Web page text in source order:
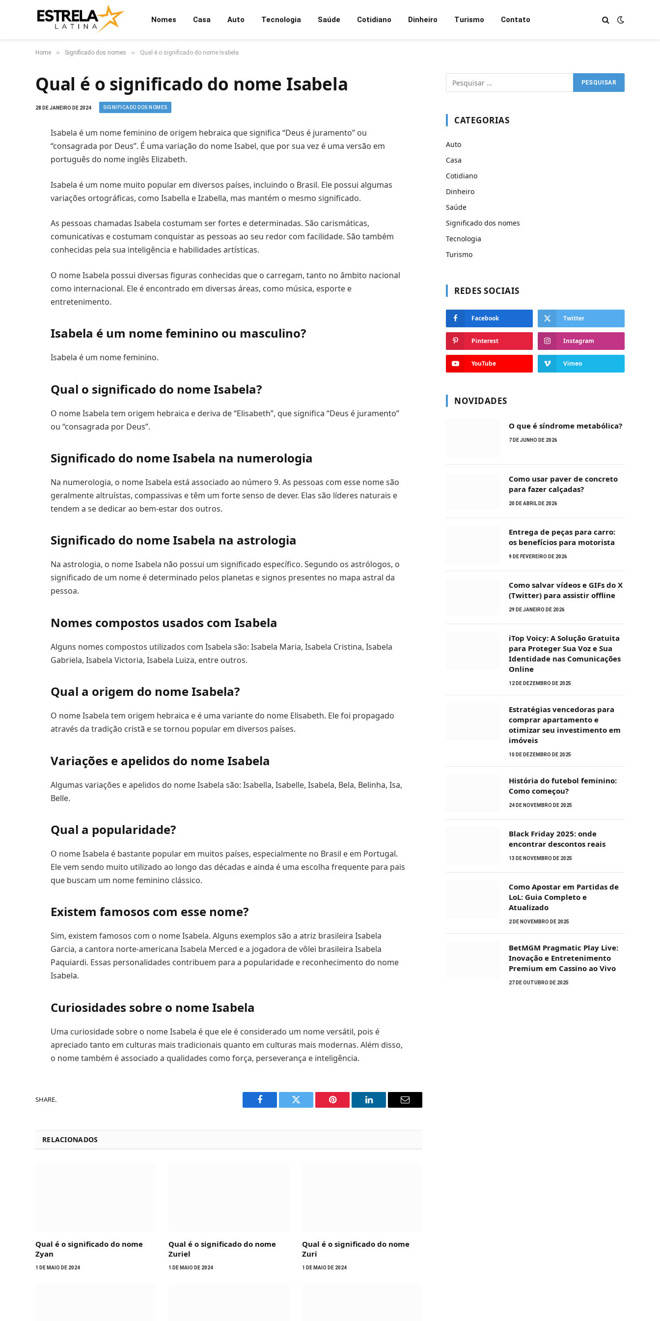
Nomes Casa Auto Tecnologia Saúde Cotidiano Dinheiro Turismo Contato
Home » Significado dos nomes » Qual é o significado do nome Isabela
Qual é o significado do nome Isabela
28 DE JANEIRO DE 2024 SIGNIFICADO DOS NOMES
Isabela é um nome feminino de origem hebraica que significa “Deus é juramento” ou
“consagrada por Deus”. É uma variação do nome Isabel, que por sua vez é uma versão em
português do nome inglês Elizabeth.
Isabela é um nome muito popular em diversos países, incluindo o Brasil. Ele possui algumas
variações ortográficas, como Isabella e Izabella, mas mantém o mesmo significado.
As pessoas chamadas Isabela costumam ser fortes e determinadas. São carismáticas,
comunicativas e costumam conquistar as pessoas ao seu redor com facilidade. São também
conhecidas pela sua inteligência e habilidades artísticas.
O nome Isabela possui diversas figuras conhecidas que o carregam, tanto no âmbito nacional
como internacional. Ele é encontrado em diversas áreas, como música, esporte e
entretenimento.
Isabela é um nome feminino ou masculino?
Isabela é um nome feminino.
Qual o significado do nome Isabela?
O nome Isabela tem origem hebraica e deriva de “Elisabeth”, que significa “Deus é juramento”
ou “consagrada por Deus”.
Significado do nome Isabela na numerologia
Na numerologia, o nome Isabela está associado ao número 9. As pessoas com esse nome são
geralmente altruístas, compassivas e têm um forte senso de dever. Elas são líderes naturais e
tendem a se dedicar ao bem-estar dos outros.
Significado do nome Isabela na astrologia
Na astrologia, o nome Isabela não possui um significado específico. Segundo os astrólogos, o
significado de um nome é determinado pelos planetas e signos presentes no mapa astral da
pessoa.
Nomes compostos usados com Isabela
Alguns nomes compostos utilizados com Isabela são: Isabela Maria, Isabela Cristina, Isabela
Gabriela, Isabela Victoria, Isabela Luiza, entre outros.
Qual a origem do nome Isabela?
O nome Isabela tem origem hebraica e é uma variante do nome Elisabeth. Ele foi propagado
através da tradição cristã e se tornou popular em diversos países.
Variações e apelidos do nome Isabela
Algumas variações e apelidos do nome Isabela são: Isabella, Isabelle, Isabela, Bela, Belinha, Isa,
Belle.
Qual a popularidade?
O nome Isabela é bastante popular em muitos países, especialmente no Brasil e em Portugal.
Ele vem sendo muito utilizado ao longo das décadas e ainda é uma escolha frequente para pais
que buscam um nome feminino clássico.
Existem famosos com esse nome?
Sim, existem famosos com o nome Isabela. Alguns exemplos são a atriz brasileira Isabela
Garcia, a cantora norte-americana Isabela Merced e a jogadora de vôlei brasileira Isabela
Paquiardi. Essas personalidades contribuem para a popularidade e reconhecimento do nome
Isabela.
Curiosidades sobre o nome Isabela
Uma curiosidade sobre o nome Isabela é que ele é considerado um nome versátil, pois é
apreciado tanto em culturas mais tradicionais quanto em culturas mais modernas. Além disso,
o nome também é associado a qualidades como força, perseverança e inteligência.
SHARE.
Facebook Twitter Pinterest LinkedIn Email
RELACIONADOS
Qual é o significado do nome
Zyan
1 DE MAIO DE 2024
Qual é o significado do nome
Zuriel
1 DE MAIO DE 2024
Qual é o significado do nome
Zuri
1 DE MAIO DE 2024
CATEGORIAS
Auto
Casa
Cotidiano
Dinheiro
Saúde
Significado dos nomes
Tecnologia
Turismo
REDES SOCIAIS
Facebook Twitter
Pinterest Instagram
YouTube Vimeo
NOVIDADES
O que é síndrome metabólica?
7 DE JUNHO DE 2026
Como usar paver de concreto
para fazer calçadas?
20 DE ABRIL DE 2026
Entrega de peças para carro:
os benefícios para motorista
9 DE FEVEREIRO DE 2026
Como salvar vídeos e GIFs do X
(Twitter) para assistir offline
29 DE JANEIRO DE 2026
iTop Voicy: A Solução Gratuita
para Proteger Sua Voz e Sua
Identidade nas Comunicações
Online
12 DE DEZEMBRO DE 2025
Estratégias vencedoras para
comprar apartamento e
otimizar seu investimento em
imóveis
10 DE DEZEMBRO DE 2025
História do futebol feminino:
Como começou?
24 DE NOVEMBRO DE 2025
Black Friday 2025: onde
encontrar descontos reais
13 DE NOVEMBRO DE 2025
Como Apostar em Partidas de
LoL: Guia Completo e
Atualizado
2 DE NOVEMBRO DE 2025
BetMGM Pragmatic Play Live:
Inovação e Entretenimento
Premium em Cassino ao Vivo
27 DE OUTUBRO DE 2025